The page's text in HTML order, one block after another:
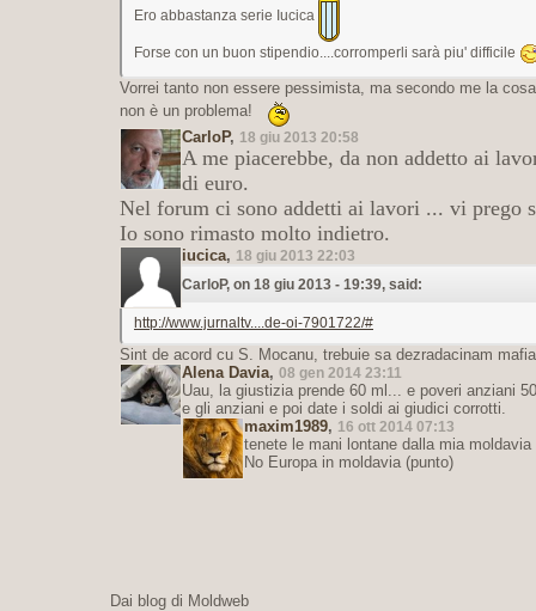
Ero abbastanza serie Iucica
Forse con un buon stipendio....corromperli sarà piu' difficile
Vorrei tanto non essere pessimista, ma secondo me la
non è un problema!
CarloP, 18 giu 2013 20:58
A me piacerebbe, da non addetto ai
di euro.
Nel forum ci sono addetti ai lavori ... vi prego
Io sono rimasto molto indietro.
iucica, 18 giu 2013 22:03
CarloP, on 18 giu 2013 - 19:39, said:
http://www.jurnaltv....de-oi-7901722/#
Sint de acord cu S. Mocanu, trebuie sa dezradacinam
Alena Davia, 08 gen 2014 23:11
Uau, la giustizia prende 60 ml... e poveri anziani
e gli anziani e poi date i soldi ai giudici corrotti.
maxim1989, 16 ott 2014 07:13
tenete le mani lontane dalla mia
No Europa in moldavia (punto)
Dai blog di Moldweb